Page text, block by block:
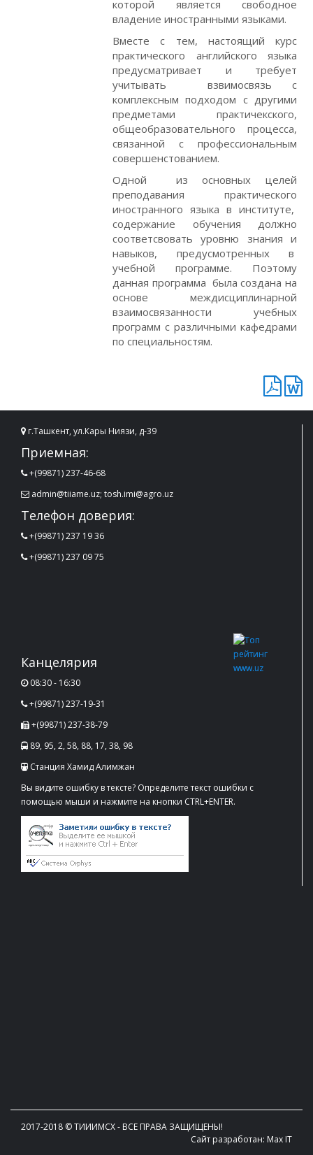
которой является свободное
владение иностранными языками.
Вместе с тем, настоящий курс
практического английского языка
предусматривает и требует
учитывать взвимосвязь с
комплексным подходом с другими
предметами практичекского,
общеобразовательного процесса,
связанной с профессиональным
совершенстованием.
Одной из основных целей
преподавания практического
иностранного языка в институте,
содержание обучения должно
соответсвовать уровню знания и
навыков, предусмотренных в
учебной программе. Поэтому
данная программа была создана на
основе междисциплинарной
взаимосвязанности учебных
программ с различными кафедрами
по специальностям.
г.Ташкент, ул.Кары Ниязи, д-39
Приемная:
+(99871) 237-46-68
admin@tiiame.uz; tosh.imi@agro.uz
Телефон доверия:
+(99871) 237 19 36
+(99871) 237 09 75
Канцелярия
08:30 - 16:30
+(99871) 237-19-31
+(99871) 237-38-79
89, 95, 2, 58, 88, 17, 38, 98
Станция Хамид Алимжан
Вы видите ошибку в тексте? Определите текст ошибки с
помощью мыши и нажмите на кнопки CTRL+ENTER.
2017-2018 © TИИИМСХ - ВСЕ ПРАВА ЗАЩИЩЕНЫ!
Сайт разработан: Max IT